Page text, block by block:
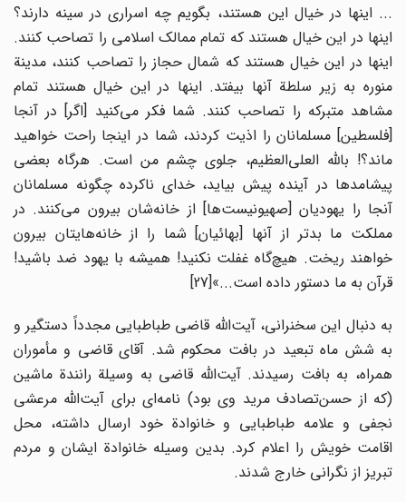
... اینها در خیال این هستند، بگویم چه اسراری در سینه دارند؟
اینها در این خیال هستند که تمام ممالک اسلامی را تصاحب کنند.
اینها در این خیال هستند که شمال حجاز را تصاحب کنند، مدینة
منوره به زیر سلطة آنها بیفتد. اینها در این خیال هستند تمام
مشاهد متبرکه را تصاحب کنند. شما فکر می‌کنید [اگر] در آنجا
[فلسطین] مسلمانان را اذیت کردند، شما در اینجا راحت خواهید
ماند؟! بالله العلی‌العظیم، جلوی چشم من است. هرگاه بعضی
پیشامدها در آینده پیش بیاید، خدای ناکرده چگونه مسلمانان
آنجا را یهودیان [صهیونیست‌ها] از خانه‌شان بیرون می‌کنند. در
مملکت ما بدتر از آنها [بهائیان] شما را از خانه‌هایتان بیرون
خواهند ریخت. هیچ‌گاه غفلت نکنید! همیشه با یهود ضد باشید!
قرآن به ما دستور داده است...»[27]
به دنبال این سخنرانی، آیت‌الله قاضی طباطبایی مجدداً دستگیر و
به شش ماه تبعید در بافت محکوم شد. آقای قاضی و مأموران
همراه، به بافت رسیدند. آیت‌الله قاضی به وسیلة رانندة ماشین
(که از حسن‌تصادف مرید وی بود) نامه‌ای برای آیت‌الله مرعشی
نجفی و علامه طباطبایی و خانوادة خود ارسال داشته، محل
اقامت خویش را اعلام کرد. بدین وسیله خانوادة ایشان و مردم
تبریز از نگرانی خارج شدند.